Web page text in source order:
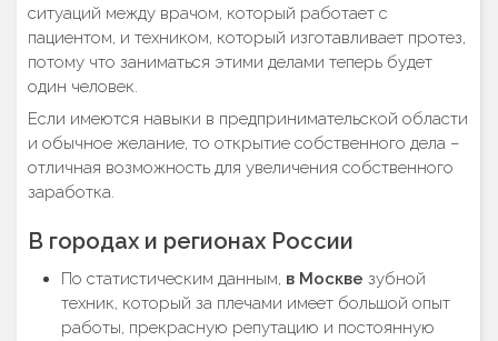
ситуаций между врачом, который работает с
пациентом, и техником, который изготавливает протез,
потому что заниматься этими делами теперь будет
один человек.
Если имеются навыки в предпринимательской области
и обычное желание, то открытие собственного дела –
отличная возможность для увеличения собственного
заработка.
В городах и регионах России
По статистическим данным, в Москве зубной
техник, который за плечами имеет большой опыт
работы, прекрасную репутацию и постоянную